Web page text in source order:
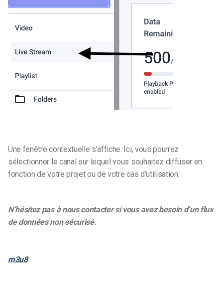
Une fenêtre contextuelle s’affiche. Ici, vous pourrez
sélectionner le canal sur lequel vous souhaitez diffuser en
fonction de votre projet ou de votre cas d’utilisation.
N’hésitez pas à nous contacter si vous avez besoin d’un flux
de données non sécurisé.
m3u8